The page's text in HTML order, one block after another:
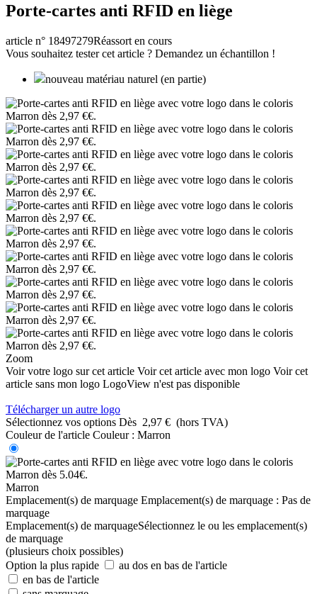
Porte-cartes anti RFID en liège
article n° 18497279Réassort en cours
Vous souhaitez tester cet article ? Demandez un échantillon !
nouveau matériau naturel (en partie)
Zoom
Voir votre logo sur cet article Voir cet article avec mon logo Voir cet
article sans mon logo LogoView n'est pas disponible
Télécharger un autre logo
Sélectionnez vos options Dès 2,97 € (hors TVA)
Couleur de l'article Couleur : Marron
Marron
Emplacement(s) de marquage Emplacement(s) de marquage : Pas de
marquage
Emplacement(s) de marquageSélectionnez le ou les emplacement(s)
de marquage
(plusieurs choix possibles)
Option la plus rapide
au dos en bas de l'article
en bas de l'article